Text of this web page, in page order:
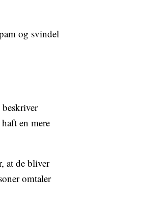
og svindel
en mere
at de bliver
omtaler